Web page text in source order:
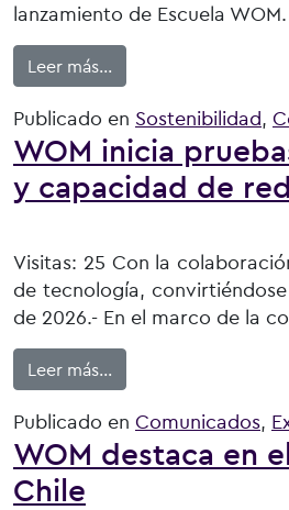
lanzamiento de Escuela
Leer más…
Publicado en Sostenibilidad,
WOM inicia
y capacidad de red
Visitas: 25 Con la
de tecnología,
de 2026.- En el marco de la
Leer más…
Publicado en Comunicados,
WOM destaca en
Chile